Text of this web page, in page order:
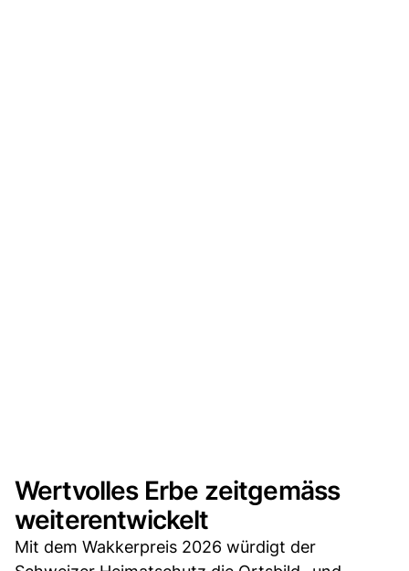
Wertvolles Erbe zeitgemäss
weiterentwickelt
Mit dem Wakkerpreis 2026 würdigt der